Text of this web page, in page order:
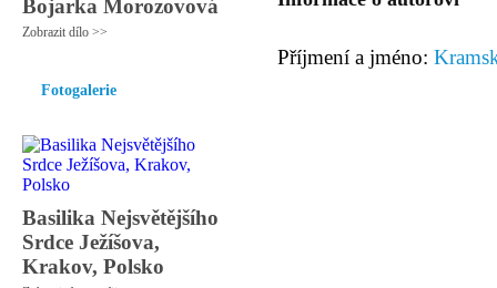
Bojarka Morozovová
Zobrazit dílo >>
Fotogalerie
Basilika Nejsvětějšího
Srdce Ježíšova,
Krakov, Polsko
Příjmení a jméno: